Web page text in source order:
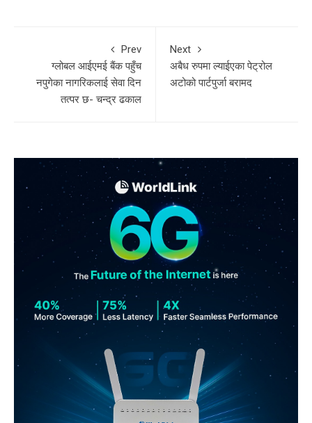
Prev
ग्लोबल आईएमई बैंक पहुँच
नपुगेका नागरिकलाई सेवा दिन
तत्पर छ- चन्द्र ढकाल
Next
अबैध रुपमा ल्याईएका पेट्रोल
अटोको पार्टपुर्जा बरामद